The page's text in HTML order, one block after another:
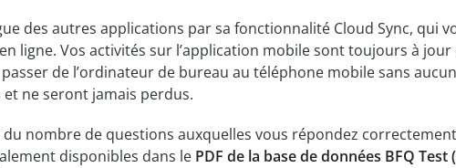
des autres applications par sa fonctionnalité Cloud Sync, qui
ligne. Vos activités sur l’application mobile sont toujours à jour
de l’ordinateur de bureau au téléphone mobile sans
ne seront jamais perdus.
du nombre de questions auxquelles vous répondez
disponibles dans le PDF de la base de données BFQ Test